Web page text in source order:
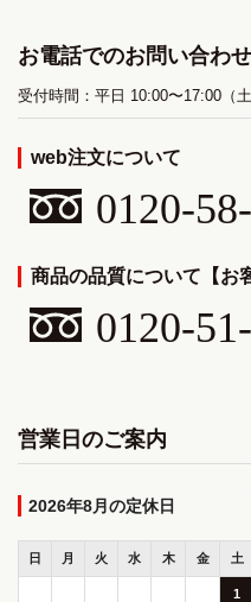
お電話でのお問い合わせ
受付時間：平日 10:00〜17:00（
web注文について
0120-
商品の品質について【お
0120-
営業日のご案内
2026年8月
日 月 火 水 木 金 土
1